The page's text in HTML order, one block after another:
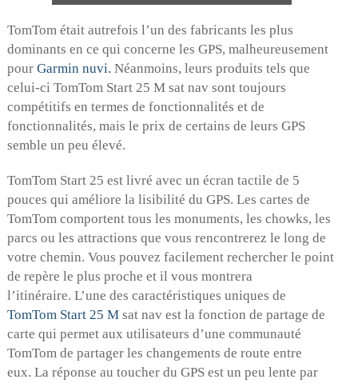
TomTom était autrefois l’un des fabricants les plus
dominants en ce qui concerne les GPS, malheureusement
pour Garmin nuvi. Néanmoins, leurs produits tels que
celui-ci TomTom Start 25 M sat nav sont toujours
compétitifs en termes de fonctionnalités et de
fonctionnalités, mais le prix de certains de leurs GPS
semble un peu élevé.
TomTom Start 25 est livré avec un écran tactile de 5
pouces qui améliore la lisibilité du GPS. Les cartes de
TomTom comportent tous les monuments, les chowks, les
parcs ou les attractions que vous rencontrerez le long de
votre chemin. Vous pouvez facilement rechercher le point
de repère le plus proche et il vous montrera
l’itinéraire. L’une des caractéristiques uniques de
TomTom Start 25 M sat nav est la fonction de partage de
carte qui permet aux utilisateurs d’une communauté
TomTom de partager les changements de route entre
eux. La réponse au toucher du GPS est un peu lente par